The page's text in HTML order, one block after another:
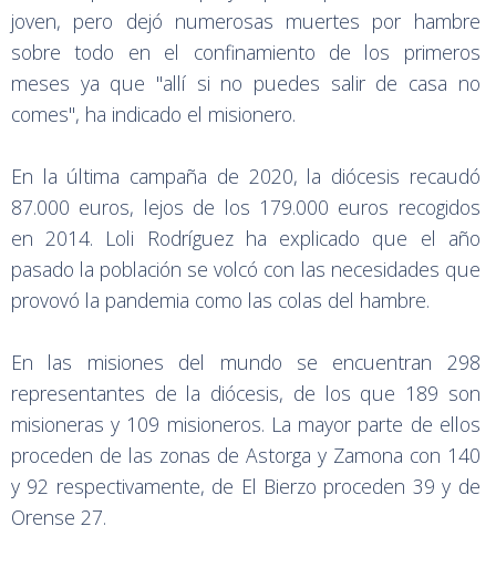
joven, pero dejó numerosas muertes por hambre
sobre todo en el confinamiento de los primeros
meses ya que "allí si no puedes salir de casa no
comes", ha indicado el misionero.
En la última campaña de 2020, la diócesis recaudó
87.000 euros, lejos de los 179.000 euros recogidos
en 2014. Loli Rodríguez ha explicado que el año
pasado la población se volcó con las necesidades que
provovó la pandemia como las colas del hambre.
En las misiones del mundo se encuentran 298
representantes de la diócesis, de los que 189 son
misioneras y 109 misioneros. La mayor parte de ellos
proceden de las zonas de Astorga y Zamona con 140
y 92 respectivamente, de El Bierzo proceden 39 y de
Orense 27.